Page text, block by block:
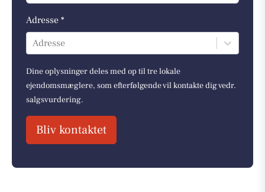
Adresse *
Adresse
Dine oplysninger deles med op til tre lokale
ejendomsmæglere, som efterfølgende vil kontakte dig vedr.
salgsvurdering.
Bliv kontaktet